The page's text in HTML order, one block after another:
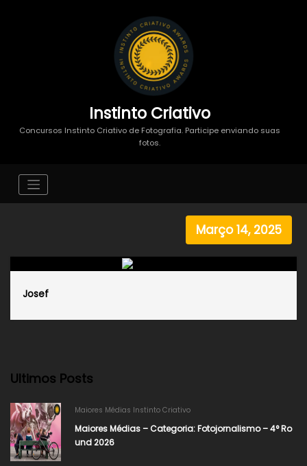
Instinto Criativo
Concursos Instinto Criativo de Fotografia. Participe enviando suas
fotos.
Março 14, 2025
Josef
Ultimos Posts
Maiores Médias Instinto Criativo
Maiores Médias – Categoria: Fotojornalismo – 4° Ro
und 2026​